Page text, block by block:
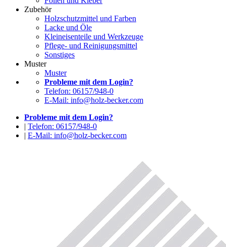
Zubehör
Holzschutzmittel und Farben
Lacke und Öle
Kleineisenteile und Werkzeuge
Pflege- und Reinigungsmittel
Sonstiges
Muster
Muster
Probleme mit dem Login?
Telefon: 06157/948-0
E-Mail: info@holz-becker.com
Probleme mit dem Login?
| Telefon: 06157/948-0
| E-Mail: info@holz-becker.com